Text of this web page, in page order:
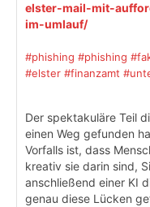
elster-mail-mit-
im-umlauf/
#phishing #phishing
#elster #finanzamt
Der spektakuläre Teil
einen Weg gefunden
Vorfalls ist, dass
kreativ sie darin sind,
anschließend einer KI
genau diese Lücken